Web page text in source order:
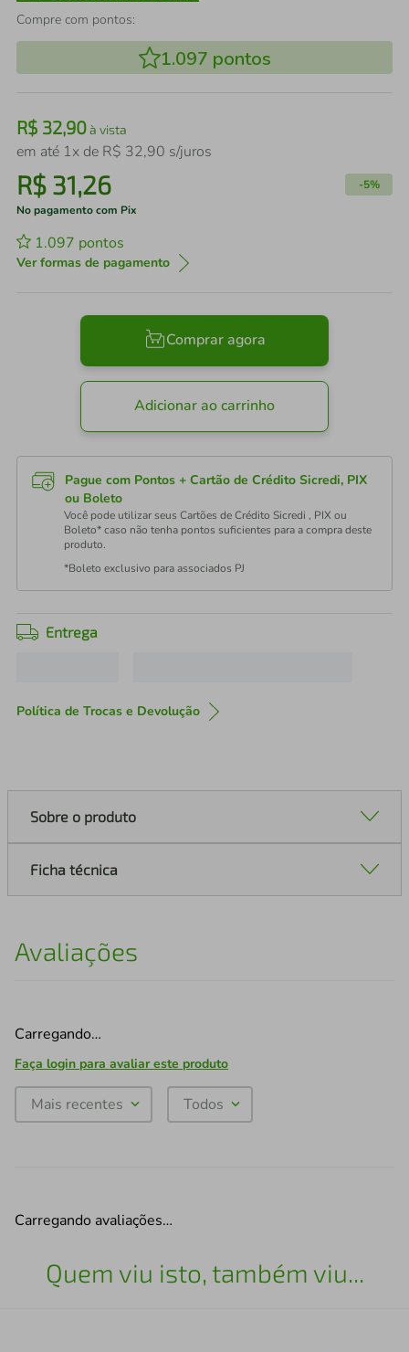
Compre com pontos:
1.097 pontos
R$ 32,90à vista
em até 1x de R$ 32,90 s/juros
R$ 31,26 -5%
No pagamento com Pix
1.097 pontos
Ver formas de pagamento
Comprar agora
Adicionar ao carrinho
Pague com Pontos + Cartão de Crédito Sicredi, PIX
ou Boleto
Você pode utilizar seus Cartões de Crédito Sicredi , PIX ou
Boleto* caso não tenha pontos suficientes para a compra deste
produto.
*Boleto exclusivo para associados PJ
Entrega
Política de Trocas e Devolução
Sobre o produto
Ficha técnica
Avaliações
Carregando…
Faça login para avaliar este produto
Mais recentes Todos
Carregando avaliações…
Quem viu isto, também viu...